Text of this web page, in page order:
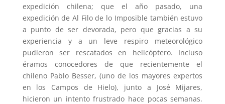
expedición chilena; que el año pasado, una
expedición de Al Filo de lo Imposible también estuvo
a punto de ser devorada, pero que gracias a su
experiencia y a un leve respiro meteorológico
pudieron ser rescatados en helicóptero. Incluso
éramos conocedores de que recientemente el
chileno Pablo Besser, (uno de los mayores expertos
en los Campos de Hielo), junto a José Mijares,
hicieron un intento frustrado hace pocas semanas.